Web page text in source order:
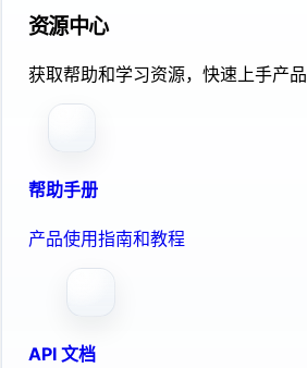
资源中心
获取帮助和学习资源，快速上手产品
帮助手册
产品使用指南和教程
API 文档